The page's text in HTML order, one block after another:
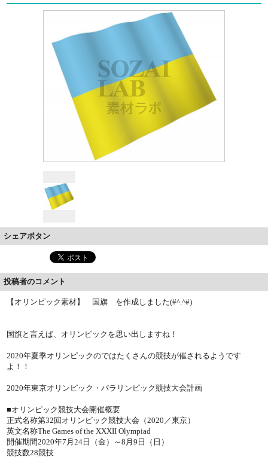
シェアボタン
投稿者のコメント
【オリンピック素材】 国旗 を作成しました(#^.^#)
国旗と言えば、オリンピックを思い出しますね！
2020年夏季オリンピックのではたくさんの競技が催されるようです
よ！！
2020年東京オリンピック・パラリンピック競技大会計画
■オリンピック競技大会開催概要
正式名称第32回オリンピック競技大会（2020／東京）
英文名称The Games of the XXXII Olympiad
開催期間2020年7月24日（金）～8月9日（日）
競技数28競技